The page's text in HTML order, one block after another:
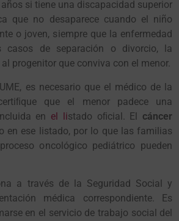
años si tiene una discapacidad superior
que no desaparece cuand o el niño
te o joven, siempre que la enfermedad
casos de separación o divorcio,
la
progenitor que conviva con el menor.
, es necesario que el médico de la
rtiﬁque que el menor padece una
uida en el listado oﬁcial El cáncer
o en ese listado, por lo que las familias
proceso oncológico pediátrico pueden
na a través de la Seguridad Socialy
tación médica correspondiente. Es
rse en el servicio de trabajo social del